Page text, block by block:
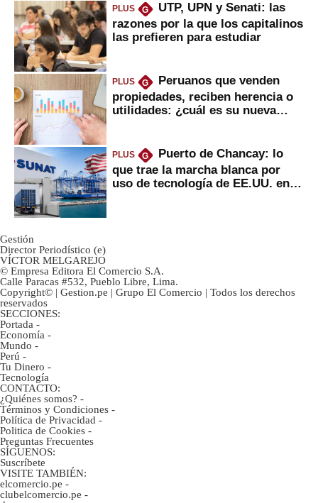
PLUS G
UTP, UPN y Senati: las
razones por la que los capitalinos
las prefieren para estudiar
PLUS G
Peruanos que venden
propiedades, reciben herencia o
utilidades: ¿cuál es su nueva
PLUS G
Puerto de Chancay: lo
que trae la marcha blanca por
uso de tecnología de EE.UU. en
Gestión
Director Periodístico (e)
VÍCTOR MELGAREJO
© Empresa Editora El Comercio S.A.
Calle Paracas #532, Pueblo Libre, Lima.
Copyright© | Gestion.pe | Grupo El Comercio | Todos los derechos
reservados
SECCIONES:
Portada -
Economía -
Mundo -
Perú -
Tu Dinero -
Tecnología
CONTACTO:
¿Quiénes somos? -
Términos y Condiciones -
Política de Privacidad -
Politica de Cookies -
Preguntas Frecuentes
SÍGUENOS:
Suscríbete
VISITE TAMBIÉN:
elcomercio.pe -
clubelcomercio.pe -